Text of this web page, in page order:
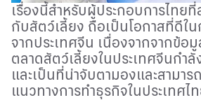
เรื่องนี้สำหรับผู้ประกอบการไทย
กับสัตว์เลี้ยง ถือเป็นโอกาสที่ดีใ
จากประเทศจีน เนื่องจากจากข้อ
ตลาดสัตว์เลี้ยงในประเทศจีนกำลั
และเป็นที่น่าจับตามองและสามาร
แนวทางการทำธุรกิจในประเทศไ